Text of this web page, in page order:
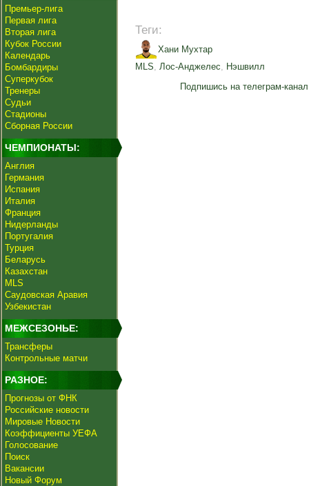
Премьер-лига
Первая лига
Вторая лига
Кубок России
Календарь
Бомбардиры
Суперкубок
Тренеры
Судьи
Стадионы
Сборная России
ЧЕМПИОНАТЫ:
Англия
Германия
Испания
Италия
Франция
Нидерланды
Португалия
Турция
Беларусь
Казахстан
MLS
Саудовская Аравия
Узбекистан
МЕЖСЕЗОНЬЕ:
Трансферы
Контрольные матчи
РАЗНОЕ:
Прогнозы от ФНК
Российские новости
Мировые Новости
Коэффициенты УЕФА
Голосование
Поиск
Вакансии
Новый Форум
Теги:
Хани Мухтар
MLS, Лос-Анджелес, Нэшвилл
Подпишись на телеграм-